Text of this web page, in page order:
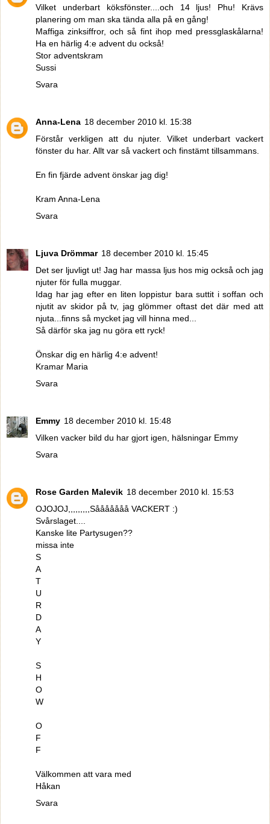
Vilket underbart köksfönster....och 14 ljus! Phu! Krävs
planering om man ska tända alla på en gång!
Maffiga zinksiffror, och så fint ihop med pressglaskålarna!
Ha en härlig 4:e advent du också!
Stor adventskram
Sussi
Svara
Anna-Lena 18 december 2010 kl. 15:38
Förstår verkligen att du njuter. Vilket underbart vackert
fönster du har. Allt var så vackert och finstämt tillsammans.
En fin fjärde advent önskar jag dig!
Kram Anna-Lena
Svara
Ljuva Drömmar 18 december 2010 kl. 15:45
Det ser ljuvligt ut! Jag har massa ljus hos mig också och jag
njuter för fulla muggar.
Idag har jag efter en liten loppistur bara suttit i soffan och
njutit av skidor på tv, jag glömmer oftast det där med att
njuta...finns så mycket jag vill hinna med...
Så därför ska jag nu göra ett ryck!
Önskar dig en härlig 4:e advent!
Kramar Maria
Svara
Emmy 18 december 2010 kl. 15:48
Vilken vacker bild du har gjort igen, hälsningar Emmy
Svara
Rose Garden Malevik 18 december 2010 kl. 15:53
OJOJOJ,,,,,,,,,Sååååååå VACKERT :)
Svårslaget....
Kanske lite Partysugen??
missa inte
S
A
T
U
R
D
A
Y
S
H
O
W
O
F
F
Välkommen att vara med
Håkan
Svara